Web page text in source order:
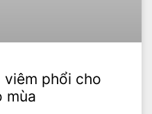
viêm phổi cho
mùa